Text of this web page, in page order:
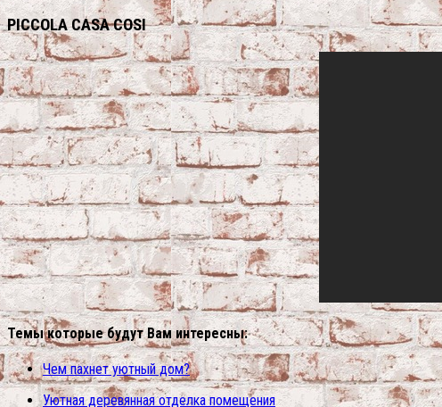
PICCOLA CASA COSI
Темы которые будут Вам интересны:
Чем пахнет уютный дом?
Уютная деревянная отделка помещения